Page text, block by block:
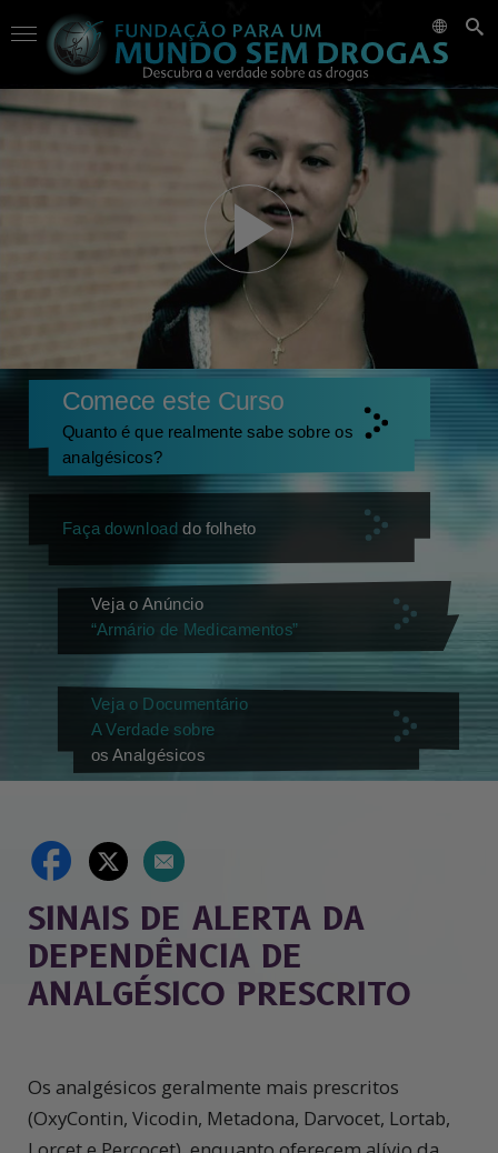
Comece este Curso
Quanto é que realmente sabe sobre os
analgésicos?
Faça downloaddo folheto
Veja o Anúncio
“Armário de Medicamentos”
Veja o Documentário
A Verdade sobre
os Analgésicos
SINAIS DE ALERTA DA
DEPENDÊNCIA DE
ANALGÉSICO PRESCRITO
Os analgésicos geralmente mais prescritos
(OxyContin, Vicodin, Metadona, Darvocet, Lortab,